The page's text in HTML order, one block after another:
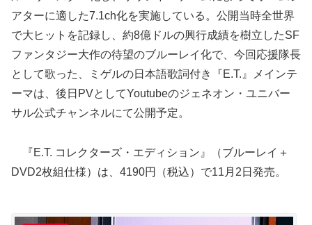
アターに適した7.1ch化を実施している。公開当時全世界
で大ヒットを記録し、約8億ドルの興行成績を樹立したSF
ファンタジー大作の待望のブルーレイ化で、今回応援隊長
として歌った、ミゲルの日本語歌詞付き『E.T.』メインテ
ーマは、後日PVとしてYoutubeのジェネオン・ユニバー
サル公式チャンネルにて公開予定。
『E.T. コレクターズ・エディション』（ブルーレイ＋
DVD2枚組仕様）は、4190円（税込）で11月2日発売。